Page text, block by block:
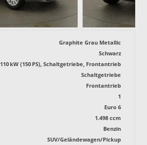
Graphite Grau Metallic
Schwarz
110 kW (150 PS), Schaltgetriebe, Frontantrieb
Schaltgetriebe
Frontantrieb
1
Euro 6
1.498 ccm
Benzin
SUV/Geländewagen/Pickup